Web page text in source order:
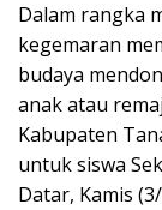
Dalam rangka
kegemaran
budaya
anak atau
Kabupaten
untuk siswa
Datar, Kamis